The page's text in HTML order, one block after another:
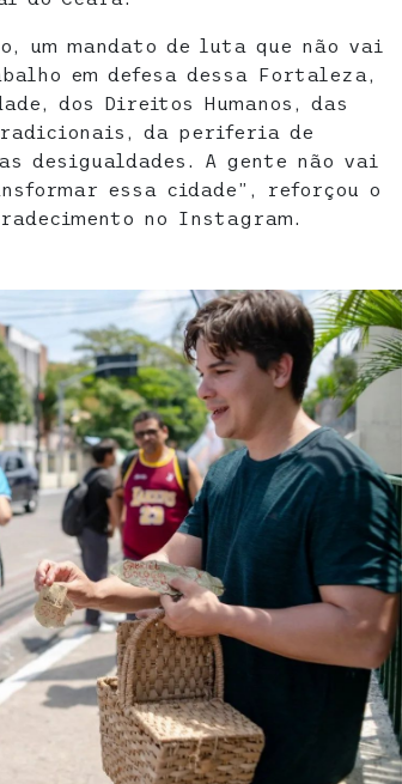
um mandato de luta que não vai
em defesa dessa Fortaleza,
dos Direitos Humanos, das
da periferia de
desigualdades. A gente não vai
essa cidade”, reforçou o
no Instagram.